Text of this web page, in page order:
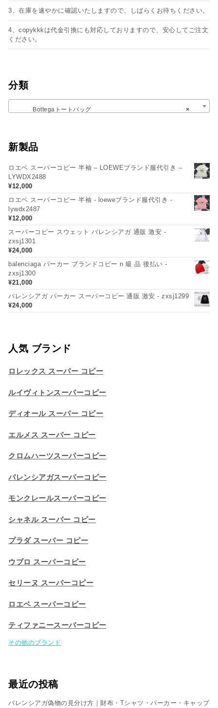
3、在庫を速やかに確認いたしますので、しばらくお待ちください。
4、copykkkは代金引換にも対応しておりますので、安心してご注文
ください。
分類
×
Bottegaトートバッグ
新製品
ロエベ スーパーコピー 半袖 – LOEWEブランド服代引き –
LYWDX2488
¥12,000
ロエベ スーパーコピー 半袖 - loeweブランド服代引き -
lywdx2487
¥12,000
スーパーコピー スウェット バレンシアガ 通販 激安 -
zxsj1301
¥24,000
balenciaga パーカー ブランドコピー n 級 品 後払い -
zxsj1300
¥21,000
バレンシアガ パーカー スーパーコピー 通販 激安 - zxsj1299
¥24,000
人気 ブランド
ロレックス スーパー コピー
ルイヴィトンスーパーコピー
ディオール スーパー コピー
エルメス スーパー コピー
クロムハーツスーパーコピー
バレンシアガスーパーコピー
モンクレールスーパーコピー
シャネル スーパー コピー
プラダ スーパー コピー
ウブロ スーパーコピー
セリーヌ スーパーコピー​
ロエベ スーパーコピー
ティファニースーパーコピー
その他のブランド
最近の投稿
バレンシアガ偽物の見分け方｜財布・Tシャツ・パーカー・キャップ